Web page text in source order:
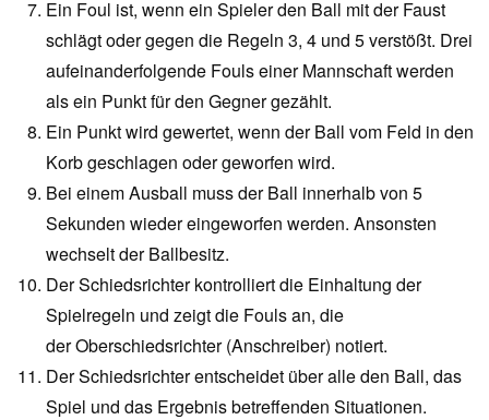
Ein Foul ist, wenn ein Spieler den Ball mit der Faust
schlägt oder gegen die Regeln 3, 4 und 5 verstößt. Drei
aufeinanderfolgende Fouls einer Mannschaft werden
als ein Punkt für den Gegner gezählt.
Ein Punkt wird gewertet, wenn der Ball vom Feld in den
Korb geschlagen oder geworfen wird.
Bei einem Ausball muss der Ball innerhalb von 5
Sekunden wieder eingeworfen werden. Ansonsten
wechselt der Ballbesitz.
Der Schiedsrichter kontrolliert die Einhaltung der
Spielregeln und zeigt die Fouls an, die
der Oberschiedsrichter (Anschreiber) notiert.
Der Schiedsrichter entscheidet über alle den Ball, das
Spiel und das Ergebnis betreffenden Situationen.